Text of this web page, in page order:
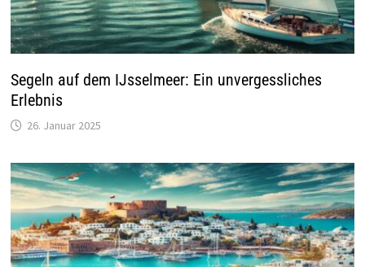
Segeln auf dem IJsselmeer: Ein unvergessliches
Erlebnis
26. Januar 2025